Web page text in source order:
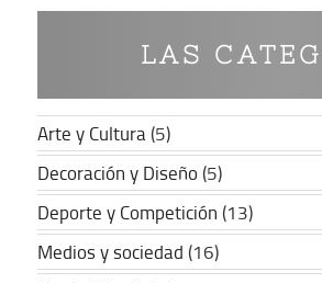
LAS
Arte y Cultura (5)
Decoración y Diseño (5)
Deporte y Competición (13)
Medios y sociedad (16)